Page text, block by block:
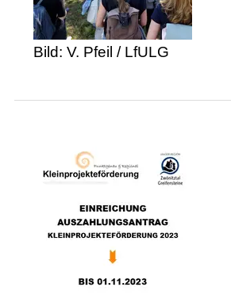
Bild: V. Pfeil / LfULG